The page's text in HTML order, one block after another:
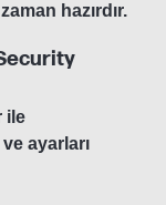
hazırdır.
ile
ayarları